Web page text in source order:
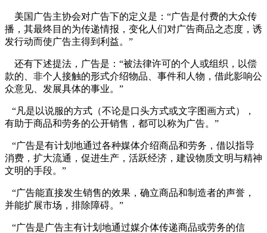
美国广告主协会对广告下的定义是：“广告是付费的大众传
播，其最终目的为传递情报，变化人们对广告商品之态度，诱
发行动而使广告主得到利益。”
还有下述提法，广告是：“被法律许可的个人或组织，以偿
款的、非个人接触的形式介绍物品、事件和人物，借此影响公
众意见、发展具体的事业。”
“凡是以说服的方式（不论是口头方式或文字图画方式），
有助于商品和劳务的公开销售，都可以称为广告。”
“广告是有计划地通过各种媒体介绍商品和劳务，借以指导
消费，扩大流通，促进生产，活跃经济，建设物质文明与精神
文明的手段。”
“广告能直接发生销售的效果，确立商品和制造者的声誉，
并能扩展市场，排除障碍。”
“广告是广告主有计划地通过媒介体传递商品或劳务的信